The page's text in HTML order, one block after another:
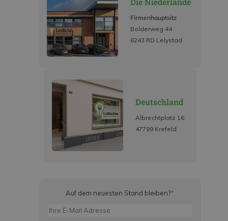
Firmenhauptsitz
Bolderweg 44
8243 RD Lelystad
Deutschland
Albrechtplatz 16
47799 Krefeld
Auf dem neuesten Stand bleiben?*